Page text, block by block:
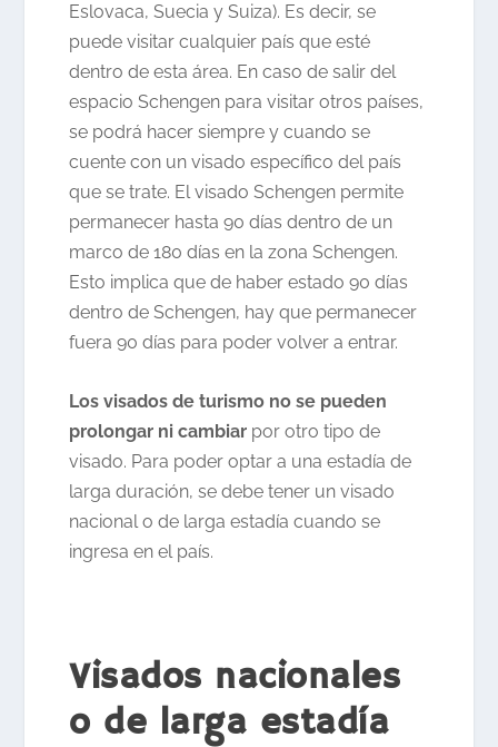
Eslovaca, Suecia y Suiza). Es decir, se
puede visitar cualquier país que esté
dentro de esta área. En caso de salir del
espacio Schengen para visitar otros países,
se podrá hacer siempre y cuando se
cuente con un visado específico del país
que se trate. El visado Schengen permite
permanecer hasta 90 días dentro de un
marco de 180 días en la zona Schengen.
Esto implica que de haber estado 90 días
dentro de Schengen, hay que permanecer
fuera 90 días para poder volver a entrar.
Los visados de turismo no se pueden
prolongar ni cambiar por otro tipo de
visado. Para poder optar a una estadía de
larga duración, se debe tener un visado
nacional o de larga estadía cuando se
ingresa en el país.
Visados nacionales
o de larga estadía